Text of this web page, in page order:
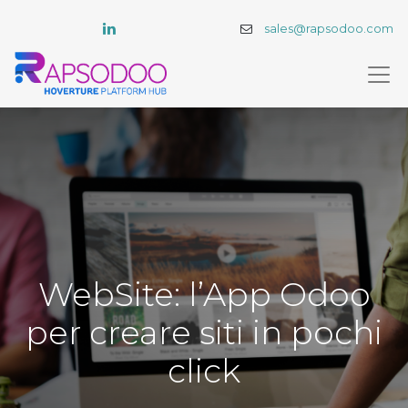
sales@rapsodoo.com
WebSite: l’App Odoo
per creare siti in pochi
click